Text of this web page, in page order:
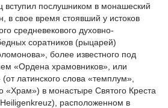
вступил послушником в монашеский
в свое время стоявший у истоков
средневекового духовно-
соратников (рыцарей)
более известного под
«Ордена храмовников», или
латинского слова «темплум»,
«Храм») в монастыре Святого Креста
расположенном в